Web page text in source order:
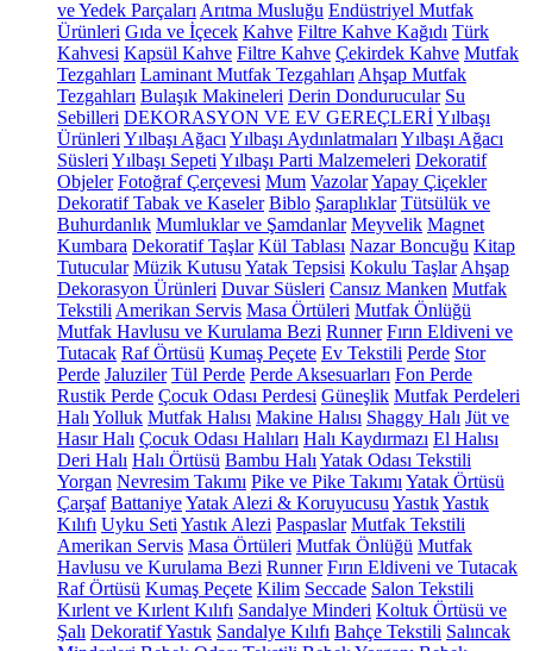
ve Yedek Parçaları Arıtma Musluğu Endüstriyel Mutfak
Ürünleri Gıda ve İçecek Kahve Filtre Kahve Kağıdı Türk
Kahvesi Kapsül Kahve Filtre Kahve Çekirdek Kahve Mutfak
Tezgahları Laminant Mutfak Tezgahları Ahşap Mutfak
Tezgahları Bulaşık Makineleri Derin Dondurucular Su
Sebilleri DEKORASYON VE EV GEREÇLERİYılbaşı
Ürünleri Yılbaşı Ağacı Yılbaşı Aydınlatmaları Yılbaşı Ağacı
Süsleri Yılbaşı Sepeti Yılbaşı Parti Malzemeleri Dekoratif
Objeler Fotoğraf Çerçevesi Mum VazolarYapay Çiçekler
Dekoratif Tabak ve Kaseler Biblo Şaraplıklar Tütsülük ve
Buhurdanlık Mumluklar ve Şamdanlar Meyvelik Magnet
Kumbara Dekoratif Taşlar Kül Tablası Nazar Boncuğu Kitap
Tutucular Müzik Kutusu Yatak Tepsisi Kokulu Taşlar Ahşap
Dekorasyon Ürünleri Duvar Süsleri Cansız Manken Mutfak
Tekstili Amerikan Servis Masa Örtüleri Mutfak Önlüğü
Mutfak Havlusu ve Kurulama Bezi Runner Fırın Eldiveni ve
Tutacak Raf Örtüsü Kumaş Peçete Ev Tekstili Perde Stor
Perde Jaluziler Tül Perde Perde Aksesuarları Fon Perde
Rustik Perde Çocuk Odası Perdesi Güneşlik Mutfak Perdeleri
Halı Yolluk Mutfak Halısı Makine Halısı Shaggy Halı Jüt ve
Hasır Halı Çocuk Odası Halıları Halı Kaydırmazı El Halısı
Deri Halı Halı Örtüsü Bambu Halı Yatak Odası Tekstili
Yorgan Nevresim Takımı Pike ve Pike Takımı Yatak Örtüsü
Çarşaf BattaniyeYatak Alezi & Koruyucusu YastıkYastık
Kılıfı Uyku Seti Yastık Alezi Paspaslar Mutfak Tekstili
Amerikan Servis Masa Örtüleri Mutfak Önlüğü Mutfak
Havlusu ve Kurulama Bezi Runner Fırın Eldiveni ve Tutacak
Raf Örtüsü Kumaş Peçete Kilim Seccade Salon Tekstili
Kırlent ve Kırlent Kılıfı Sandalye Minderi Koltuk Örtüsü ve
Şalı Dekoratif Yastık Sandalye Kılıfı Bahçe Tekstili Salıncak